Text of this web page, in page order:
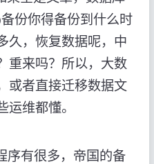
份你得备份到什么时
久，恢复数据呢，中
重来吗？所以，大数
或者直接迁移数据文
维都懂。
序有很多，帝国的备